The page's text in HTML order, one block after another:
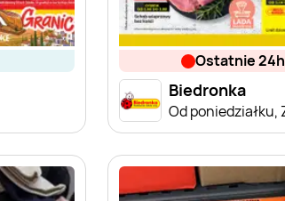
ostatnie 24h
Biedronka